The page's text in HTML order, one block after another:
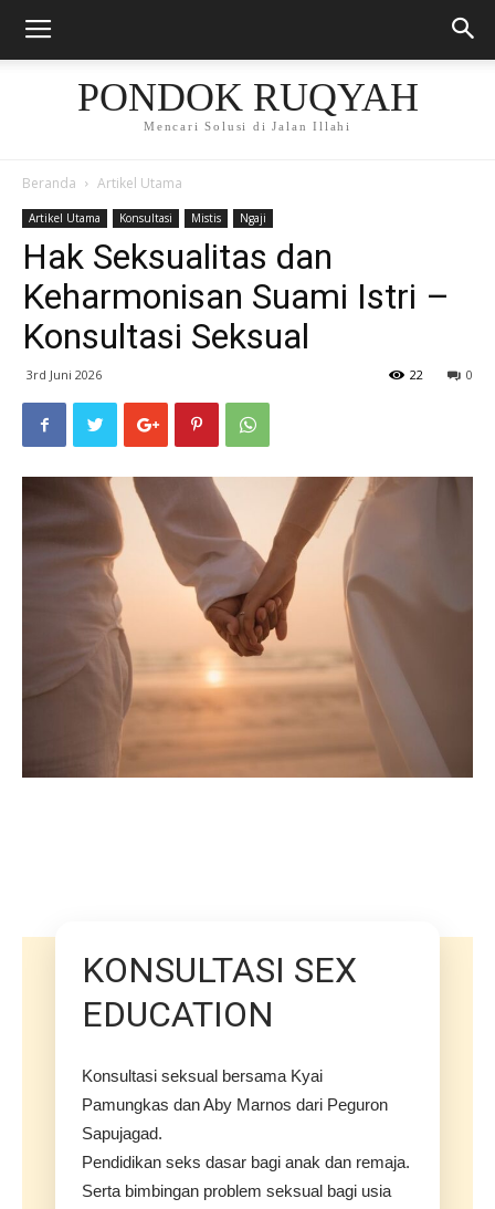
PONDOK RUQYAH
Mencari Solusi di Jalan Illahi
Beranda Artikel Utama
Artikel Utama Konsultasi Mistis Ngaji
Hak Seksualitas dan
Keharmonisan Suami Istri –
Konsultasi Seksual
3rd Juni 2026 0
22
KONSULTASI SEX
EDUCATION
Konsultasi seksual bersama Kyai
Pamungkas dan Aby Marnos dari Peguron
Sapujagad.
Pendidikan seks dasar bagi anak dan remaja.
Serta bimbingan problem seksual bagi usia